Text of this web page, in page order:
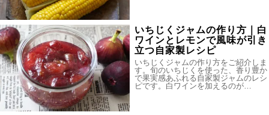
いちじくジャムの作り方｜白
ワインとレモンで風味が引き
立つ自家製レシピ
いちじくジャムの作り方をご紹介しま
す。旬のいちじくを使った、香り豊か
で果実感あふれる自家製ジャムのレシ
ピです。白ワインを加えるのが…